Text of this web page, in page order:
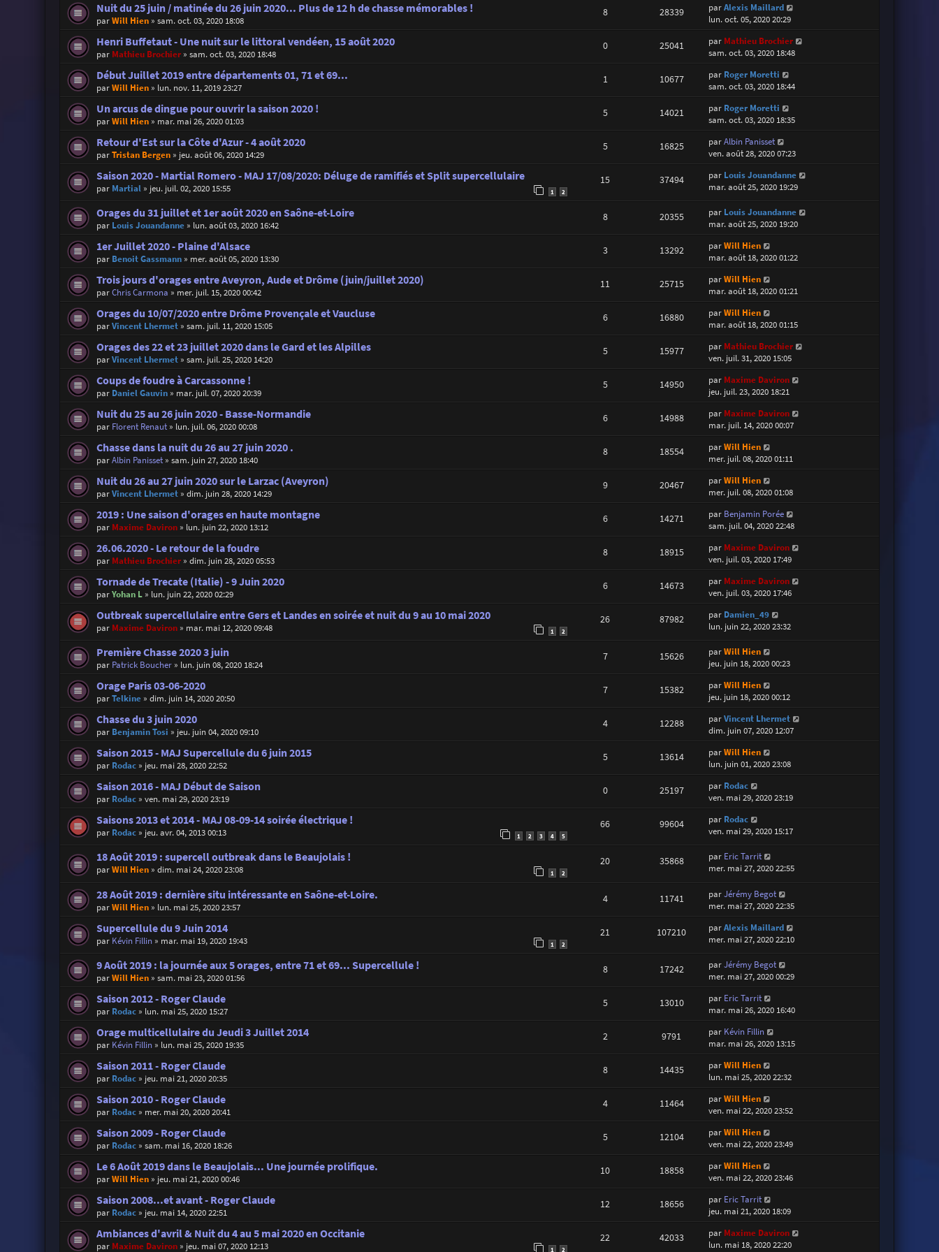
Nuit du 25 juin / matinée du 26 juin 2020... Plus de 12 h de chasse mémorables !
parWill Hien» sam. oct. 03, 2020 18:08
8 28339 parAlexis Maillard
lun. oct. 05, 2020 20:29
Henri Buffetaut - Une nuit sur le littoral vendéen, 15 août 2020
par Mathieu Brochier» sam. oct. 03, 2020 18:48
0 25041 par Mathieu Brochier
sam. oct. 03, 2020 18:48
Début Juillet 2019 entre départements 01, 71 et 69...
parWill Hien» lun. nov. 11, 2019 23:27
1 10677 par Roger Moretti
sam. oct. 03, 2020 18:44
Un arcus de dingue pour ouvrir la saison 2020 !
parWill Hien» mar. mai 26, 2020 01:03
5 14021 par Roger Moretti
sam. oct. 03, 2020 18:35
Retour d'Est sur la Côte d'Azur - 4 août 2020
parTristan Bergen» jeu. août 06, 2020 14:29
5 16825 parAlbin Panisset
ven. août 28, 2020 07:23
Saison 2020 - Martial Romero - MAJ 17/08/2020: Déluge de ramifiés et Split supercellulaire
par Martial» jeu. juil. 02, 2020 15:55 1 2
15 37494 par Louis Jouandanne
mar. août 25, 2020 19:29
Orages du 31 juillet et 1er août 2020 en Saône-et-Loire
par Louis Jouandanne» lun. août 03, 2020 16:42
8 20355 par Louis Jouandanne
mar. août 25, 2020 19:20
1er Juillet 2020 - Plaine d'Alsace
par Benoit Gassmann» mer. août 05, 2020 13:30
3 13292 parWill Hien
mar. août 18, 2020 01:22
Trois jours d'orages entre Aveyron, Aude et Drôme (juin/juillet 2020)
parChris Carmona » mer. juil. 15, 2020 00:42
11 25715 parWill Hien
mar. août 18, 2020 01:21
Orages du 10/07/2020 entre Drôme Provençale et Vaucluse
parVincent Lhermet» sam. juil. 11, 2020 15:05
6 16880 parWill Hien
mar. août 18, 2020 01:15
Orages des 22 et 23 juillet 2020 dans le Gard et les Alpilles
parVincent Lhermet» sam. juil. 25, 2020 14:20
5 15977 par Mathieu Brochier
ven. juil. 31, 2020 15:05
Coups de foudre à Carcassonne !
par Daniel Gauvin» mar. juil. 07, 2020 20:39
5 14950 par Maxime Daviron
jeu. juil. 23, 2020 18:21
Nuit du 25 au 26 juin 2020 - Basse-Normandie
par Florent Renaut» lun. juil. 06, 2020 00:08
6 14988 par Maxime Daviron
mar. juil. 14, 2020 00:07
Chasse dans la nuit du 26 au 27 juin 2020 .
parAlbin Panisset» sam. juin 27, 2020 18:40
8 18554 parWill Hien
mer. juil. 08, 2020 01:11
Nuit du 26 au 27 juin 2020 sur le Larzac (Aveyron)
parVincent Lhermet» dim. juin 28, 2020 14:29
9 20467 parWill Hien
mer. juil. 08, 2020 01:08
2019 : Une saison d'orages en haute montagne
par Maxime Daviron» lun. juin 22, 2020 13:12
6 14271 par Benjamin Porée
sam. juil. 04, 2020 22:48
26.06.2020 - Le retour de la foudre
par Mathieu Brochier» dim. juin 28, 2020 05:53
8 18915 par Maxime Daviron
ven. juil. 03, 2020 17:49
Tornade de Trecate (Italie) - 9 Juin 2020
parYohan L» lun. juin 22, 2020 02:29
6 14673 par Maxime Daviron
ven. juil. 03, 2020 17:46
Outbreak supercellulaire entre Gers et Landes en soirée et nuit du 9 au 10 mai 2020
par Maxime Daviron» mar. mai 12, 2020 09:48 1 2
26 87982 par Damien_49
lun. juin 22, 2020 23:32
Première Chasse 2020 3 juin
par Patrick Boucher» lun. juin 08, 2020 18:24
7 15626 parWill Hien
jeu. juin 18, 2020 00:23
Orage Paris 03-06-2020
parTelkine» dim. juin 14, 2020 20:50
7 15382 parWill Hien
jeu. juin 18, 2020 00:12
Chasse du 3 juin 2020
par Benjamin Tosi » jeu. juin 04, 2020 09:10
4 12288 parVincent Lhermet
dim. juin 07, 2020 12:07
Saison 2015 - MAJ Supercellule du 6 juin 2015
par Rodac» jeu. mai 28, 2020 22:52
5 13614 parWill Hien
lun. juin 01, 2020 23:08
Saison 2016 - MAJ Début de Saison
par Rodac» ven. mai 29, 2020 23:19
0 25197 par Rodac
ven. mai 29, 2020 23:19
Saisons 2013 et 2014 - MAJ 08-09-14 soirée électrique !
par Rodac» jeu. avr. 04, 2013 00:13 1 2 3 4 5
66 99604 par Rodac
ven. mai 29, 2020 15:17
18 Août 2019 : supercell outbreak dans le Beaujolais !
parWill Hien» dim. mai 24, 2020 23:08 1 2
20 35868 par Eric Tarrit
mer. mai 27, 2020 22:55
28 Août 2019 : dernière situ intéressante en Saône-et-Loire.
parWill Hien» lun. mai 25, 2020 23:57
4 11741 parJérémy Begot
mer. mai 27, 2020 22:35
Supercellule du 9 Juin 2014
par Kévin Fillin» mar. mai 19, 2020 19:43 1 2
21 107210 parAlexis Maillard
mer. mai 27, 2020 22:10
9 Août 2019 : la journée aux 5 orages, entre 71 et 69... Supercellule !
parWill Hien» sam. mai 23, 2020 01:56
8 17242 parJérémy Begot
mer. mai 27, 2020 00:29
Saison 2012 - Roger Claude
par Rodac» lun. mai 25, 2020 15:27
5 13010 par Eric Tarrit
mar. mai 26, 2020 16:40
Orage multicellulaire du Jeudi 3 Juillet 2014
par Kévin Fillin» lun. mai 25, 2020 19:35
2 9791 par Kévin Fillin
mar. mai 26, 2020 13:15
Saison 2011 - Roger Claude
par Rodac» jeu. mai 21, 2020 20:35
8 14435 parWill Hien
lun. mai 25, 2020 22:32
Saison 2010 - Roger Claude
par Rodac» mer. mai 20, 2020 20:41
4 11464 parWill Hien
ven. mai 22, 2020 23:52
Saison 2009 - Roger Claude
par Rodac» sam. mai 16, 2020 18:26
5 12104 parWill Hien
ven. mai 22, 2020 23:49
Le 6 Août 2019 dans le Beaujolais... Une journée prolifique.
parWill Hien» jeu. mai 21, 2020 00:46
10 18858 parWill Hien
ven. mai 22, 2020 23:46
Saison 2008...et avant - Roger Claude
par Rodac» jeu. mai 14, 2020 22:51
12 18656 par Eric Tarrit
jeu. mai 21, 2020 18:09
Ambiances d'avril & Nuit du 4 au 5 mai 2020 en Occitanie
par Maxime Daviron» jeu. mai 07, 2020 12:13 1 2
22 42033 par Maxime Daviron
lun. mai 18, 2020 22:20